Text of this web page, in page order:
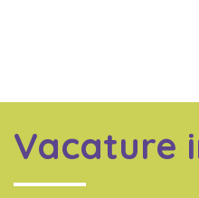
Vacature